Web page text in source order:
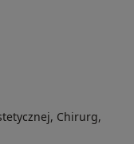
Chirurg,